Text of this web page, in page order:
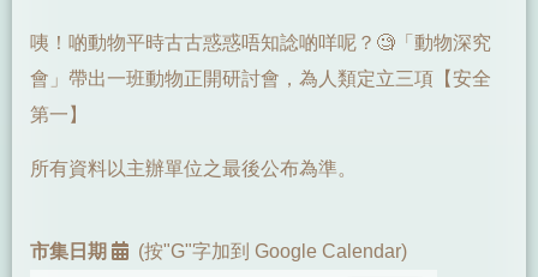
咦！啲動物平時古古惑惑唔知諗啲咩呢？🧐「動物深究
會」帶出一班動物正開研討會，為人類定立三項【安全
第一】
所有資料以主辦單位之最後公布為準。
市集日期 (按"G"字加到 Google Calendar)